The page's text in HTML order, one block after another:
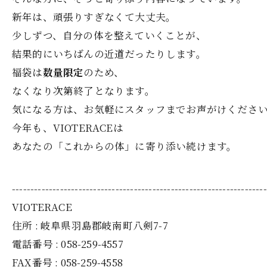
新年は、頑張りすぎなくて大丈夫。
少しずつ、自分の体を整えていくことが、
結果的にいちばんの近道だったりします。
福袋は数量限定のため、
なくなり次第終了となります。
気になる方は、お気軽にスタッフまでお声がけください
今年も、VIOTERACEは
あなたの「これからの体」に寄り添い続けます。
VIOTERACE
住所 : 岐阜県羽島郡岐南町八剣7-7
電話番号 : 058-259-4557
FAX番号 : 058-259-4558